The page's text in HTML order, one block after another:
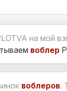
на мой
воблер
воблеров.